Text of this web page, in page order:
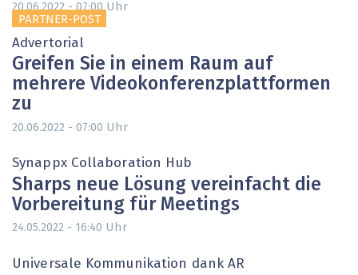
20.06.2022 - 07:00Uhr
PARTNER-POST
Advertorial
Greifen Sie in einem Raum auf
mehrere Videokonferenzplattformen
zu
20.06.2022 - 07:00 Uhr
Synappx Collaboration Hub
Sharps neue Lösung vereinfacht die
Vorbereitung für Meetings
24.05.2022 - 16:40 Uhr
Universale Kommunikation dank AR